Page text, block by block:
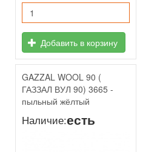
Добавить в корзину
GAZZAL WOOL 90 (
ГАЗЗАЛ ВУЛ 90) 3665 -
пыльный жёлтый
Наличие:есть